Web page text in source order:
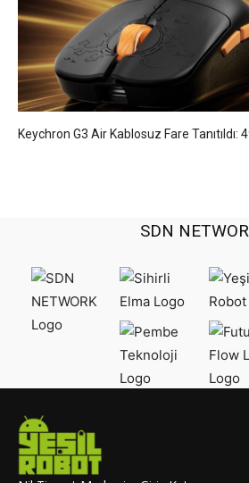
Keychron G3 Air Kablosuz Fare Tanıtıldı:
SDN